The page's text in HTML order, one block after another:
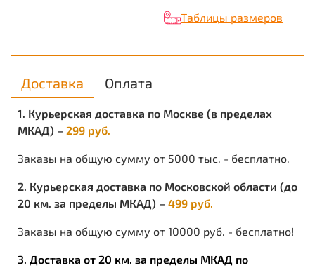
Плотность/Толщина материала:
с 88-92 по 120-124
Объем: 0.002
Таблицы размеров
Доставка Оплата
1. Курьерская доставка по Москве (в пределах
МКАД) – 299 руб.
Заказы на общую сумму от 5000 тыс. - бесплатно.
2. Курьерская доставка по Московской области (до
20 км. за пределы МКАД) – 499 руб.
Заказы на общую сумму от 10000 руб. - бесплатно!
3. Доставка от 20 км. за пределы МКАД по